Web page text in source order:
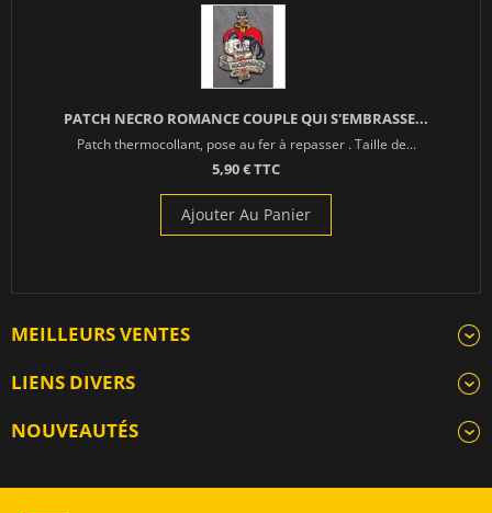
PATCH NECRO ROMANCE COUPLE QUI S'EMBRASSE...
Patch thermocollant, pose au fer à repasser . Taille de...
5,90 € TTC
Ajouter Au Panier
MEILLEURS VENTES
LIENS DIVERS
NOUVEAUTÉS